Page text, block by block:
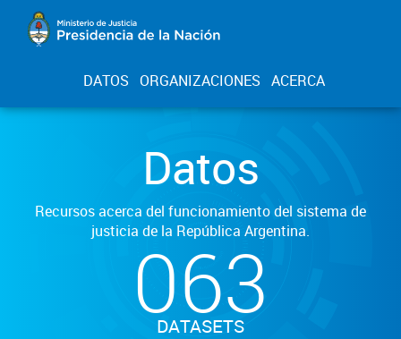
DATOS ORGANIZACIONES ACERCA
Datos
Recursos acerca del funcionamiento del sistema de
justicia de la República Argentina.
063
DATASETS